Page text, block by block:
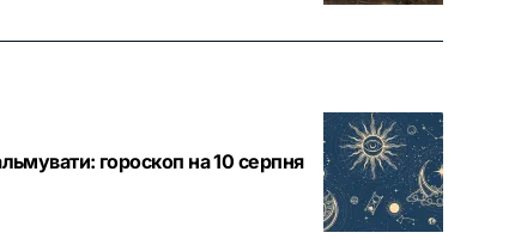
гороскоп на 10 серпня